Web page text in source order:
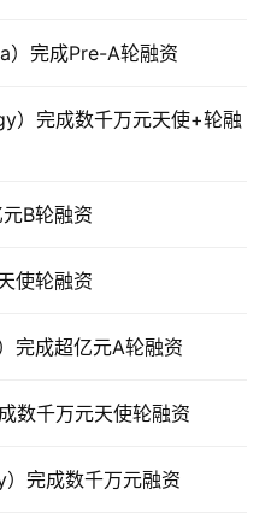
）完成Pre-A轮融资
）完成数千万元天使+轮融
B轮融资
使轮融资
完成超亿元A轮融资
数千万元天使轮融资
完成数千万元融资